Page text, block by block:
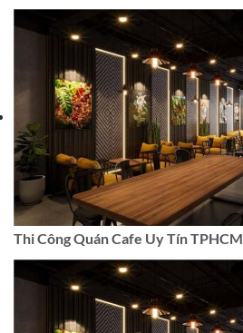
Thi Công Quán Cafe Uy Tín TPHCM